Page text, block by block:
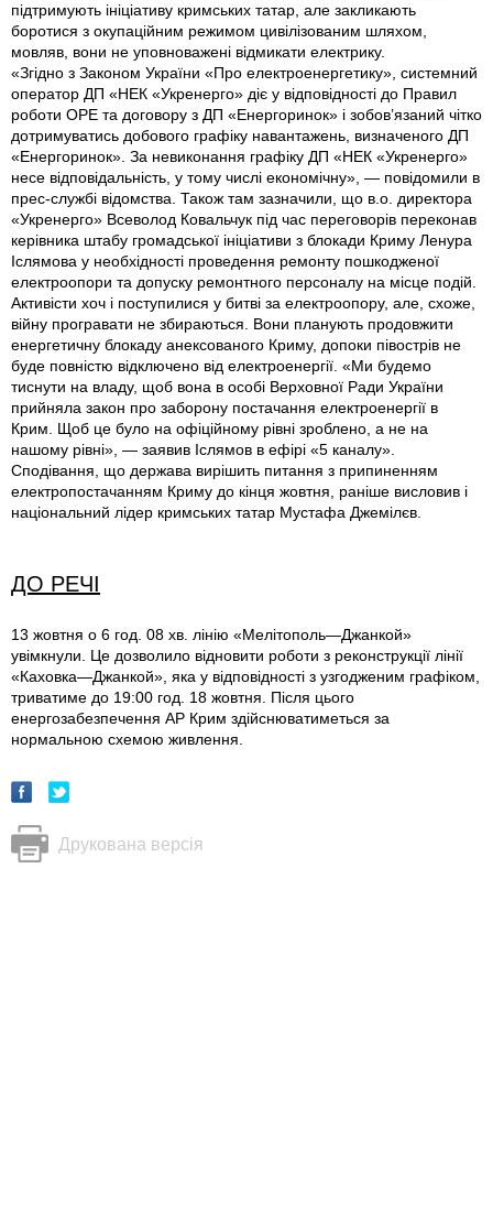
підтримують ініціативу кримських татар, але закликають
боротися з окупаційним режимом цивілізованим шляхом,
мовляв, вони не уповноважені відмикати електрику.
«Згідно з Законом України «Про електроенергетику», системний
оператор ДП «НЕК «Укренерго» діє у відповідності до Правил
роботи ОРЕ та договору з ДП «Енергоринок» і зобов’язаний чітко
дотримуватись добового графіку навантажень, визначеного ДП
«Енергоринок». За невиконання графіку ДП «НЕК «Укренерго»
несе відповідальність, у тому числі економічну», — повідомили в
прес-службі відомства. Також там зазначили, що в.о. директора
«Укренерго» Всеволод Ковальчук під час переговорів переконав
керівника штабу громадської ініціативи з блокади Криму Ленура
Іслямова у необхідності проведення ремонту пошкодженої
електроопори та допуску ремонтного персоналу на місце подій.
Активісти хоч і поступилися у битві за електроопору, але, схоже,
війну програвати не збираються. Вони планують продовжити
енергетичну блокаду анексованого Криму, допоки півострів не
буде повністю відключено від електроенергії. «Ми будемо
тиснути на владу, щоб вона в особі Верховної Ради України
прийняла закон про заборону постачання електроенергії в
Крим. Щоб це було на офіційному рівні зроблено, а не на
нашому рівні», — заявив Іслямов в ефірі «5 каналу».
Сподівання, що держава вирішить питання з припиненням
електропостачанням Криму до кінця жовтня, раніше висловив і
національний лідер кримських татар Мустафа Джемілєв.
ДО РЕЧІ
13 жовтня о 6 год. 08 хв. лінію «Мелітополь—Джанкой»
увімкнули. Це дозволило відновити роботи з реконструкції лінії
«Каховка—Джанкой», яка у відповідності з узгодженим графіком,
триватиме до 19:00 год. 18 жовтня. Після цього
енергозабезпечення АР Крим здійснюватиметься за
нормальною схемою живлення.
Друкована версія